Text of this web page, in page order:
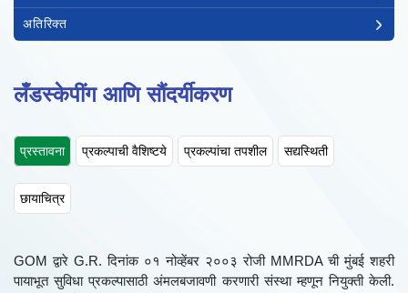
अतिरिक्त
लँडस्केपींग आणि सौंदर्यीकरण
प्रस्तावना प्रकल्पाची वैशिष्टये प्रकल्पांचा तपशील सद्यस्थिती
छायाचित्र
GOM द्वारे G.R. दिनांक ०१ नोव्हेंबर २००३ रोजी MMRDA ची मुंबई शहरी
पायाभूत सुविधा प्रकल्पासाठी अंमलबजावणी करणारी संस्था म्हणून नियुक्ती केली.